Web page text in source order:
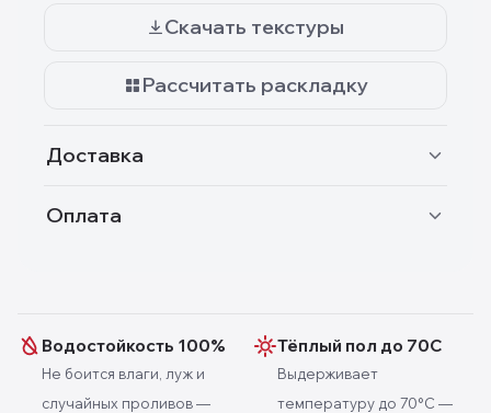
Скачать текстуры
Рассчитать раскладку
Доставка
Оплата
Водостойкость 100%
Не боится влаги, луж и
случайных проливов —
Тёплый пол до 70С
Выдерживает
температуру до 70°C —